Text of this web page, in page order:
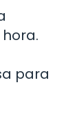
para